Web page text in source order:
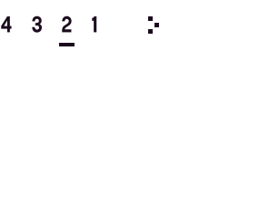
4 3 2 1 2018/